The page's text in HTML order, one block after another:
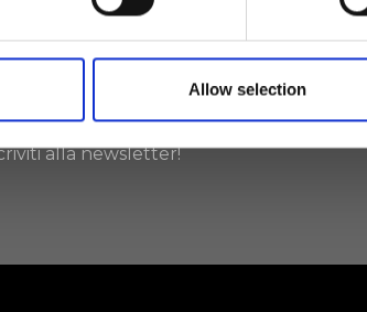
Allow selection
alla newsletter!